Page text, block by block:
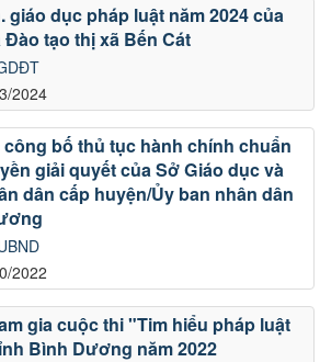
2024
giáo dục pháp luật năm 2024 của
tạo thị xã Bến Cát
2022
bố thủ tục hành chính chuẩn
giải quyết của Sở Giáo dục và
dân cấp huyện/Ủy ban nhân dân
gia cuộc thi "Tim hiểu pháp luật
Bình Dương năm 2022